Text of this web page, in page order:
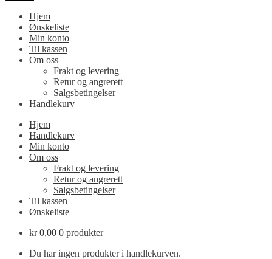
Hjem
Ønskeliste
Min konto
Til kassen
Om oss
Frakt og levering
Retur og angrerett
Salgsbetingelser
Handlekurv
Hjem
Handlekurv
Min konto
Om oss
Frakt og levering
Retur og angrerett
Salgsbetingelser
Til kassen
Ønskeliste
kr0,00 0 produkter
Du har ingen produkter i handlekurven.